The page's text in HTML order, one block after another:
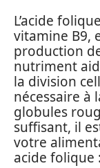
L’acide
vitamine B9,
production
nutriment
la division
nécessaire à
globules
suffisant, il
votre
acide folique :